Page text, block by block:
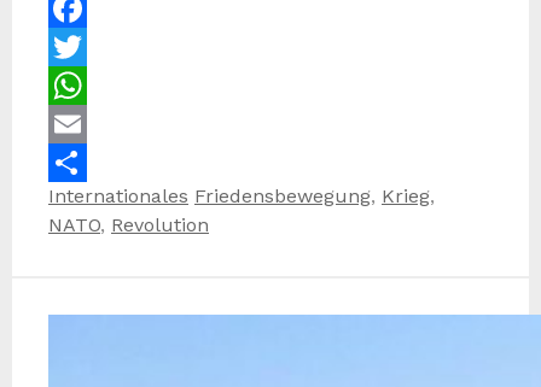
Facebook
Twitter
WhatsApp
Email
Teilen
Kategorien
Internationales Schlagwörter
Friedensbewegung, Krieg,
NATO, Revolution